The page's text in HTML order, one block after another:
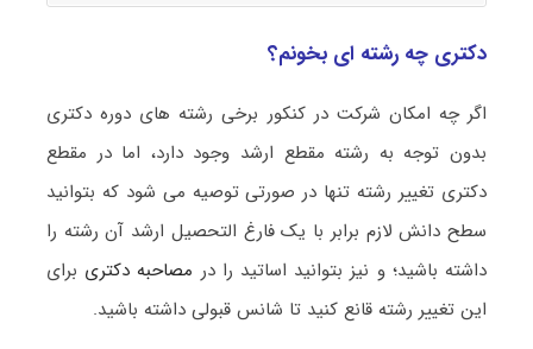
دکتری چه رشته ای بخونم؟
اگر چه امکان شرکت در کنکور برخی رشته های دوره دکتری
بدون توجه به رشته مقطع ارشد وجود دارد، اما در مقطع
دکتری تغییر رشته تنها در صورتی توصیه می شود که بتوانید
سطح دانش لازم برابر با یک فارغ التحصیل ارشد آن رشته را
داشته باشید؛ و نیز بتوانید اساتید را در مصاحبه دکتری برای
این تغییر رشته قانع کنید تا شانس قبولی داشته باشید.